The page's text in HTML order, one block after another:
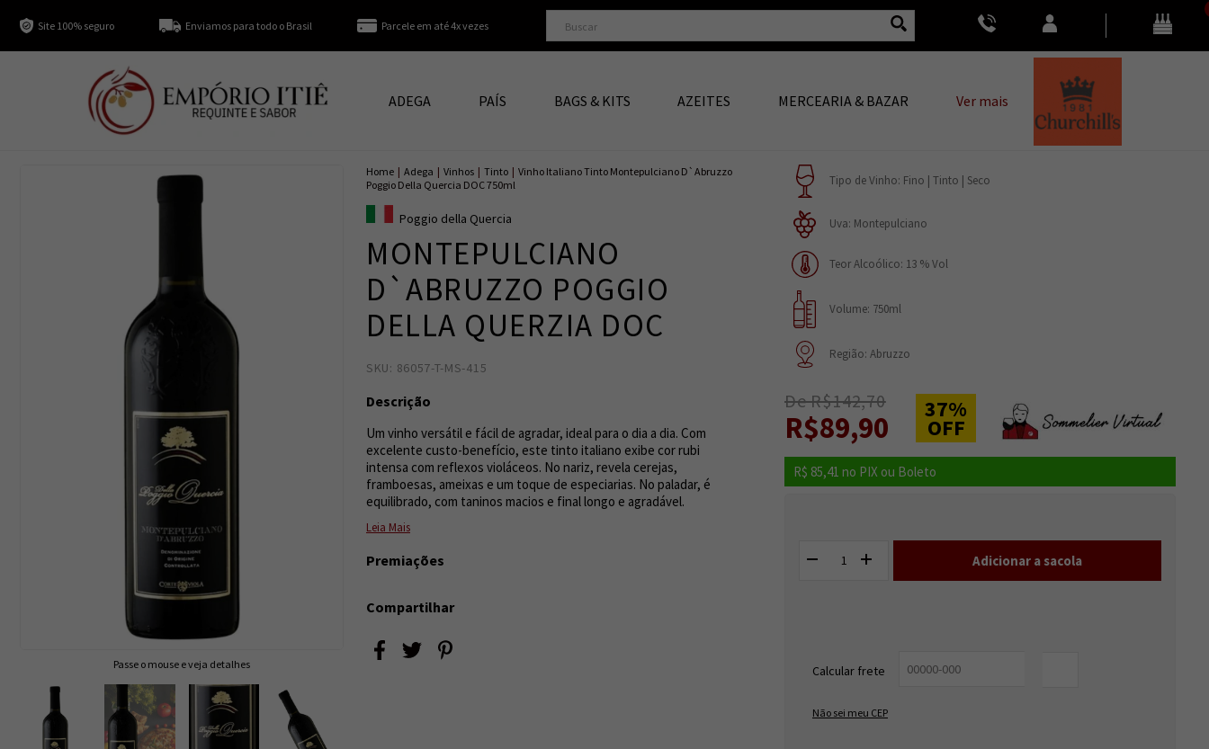
Site 100% seguro Enviamos para todo o Brasil Parcele em até 4x vezes
ADEGA PAÍS BAGS & KITS AZEITES MERCEARIA & BAZAR Ver mais
Passe o mouse e veja detalhes
Home | Adega | Vinhos | Tinto | Vinho Italiano Tinto Montepulciano D`Abruzzo
Poggio Della Quercia DOC 750ml
Poggio della Quercia
MONTEPULCIANO
D`ABRUZZO POGGIO
DELLA QUERZIA DOC
SKU: 86057-T-MS-415
Descrição
Um vinho versátil e fácil de agradar, ideal para o dia a dia. Com
excelente custo-benefício, este tinto italiano exibe cor rubi
intensa com reflexos violáceos. No nariz, revela cerejas,
framboesas, ameixas e um toque de especiarias. No paladar, é
equilibrado, com taninos macios e final longo e agradável.
Leia Mais
Premiações
Compartilhar
Tipo de Vinho: Fino | Tinto | Seco
Uva: Montepulciano
Teor Alcoólico: 13 % Vol
Volume: 750ml
Região: Abruzzo
De R$142,70
R$89,90 37%
OFF
R$ 85,41 no PIX ou Boleto
Calcular frete
Não sei meu CEP